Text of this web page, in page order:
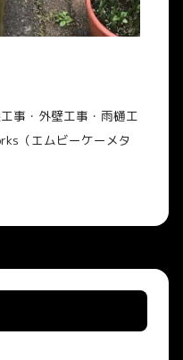
事・外壁工事・雨樋工
（エムビーケーメタ